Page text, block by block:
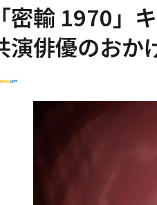
「密輸 1970」
演俳優のおか